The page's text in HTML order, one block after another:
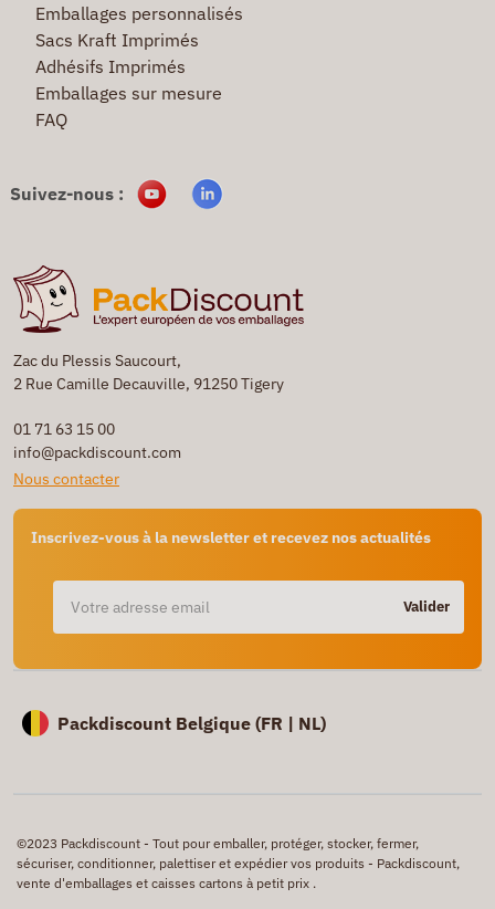
Zac du Plessis Saucourt,
2 Rue Camille Decauville, 91250 Tigery
01 71 63 15 00
info@packdiscount.com
Nous contacter
Inscrivez-vous à la newsletter et recevez nos actualités
Valider
Emballages personnalisés
Sacs Kraft Imprimés
Adhésifs Imprimés
Emballages sur mesure
FAQ
Suivez-nous :
Packdiscount Belgique (FR | NL)
©2023 Packdiscount - Tout pour emballer, protéger, stocker, fermer,
sécuriser, conditionner, palettiser et expédier vos produits - Packdiscount,
vente d'emballages et caisses cartons à petit prix .